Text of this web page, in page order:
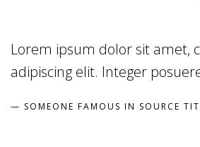
Lorem ipsum dolor sit amet,
adipiscing elit. Integer
SOMEONE FAMOUS IN SOURCE